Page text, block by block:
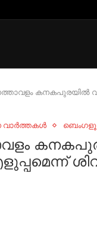
കനകപുരയില്‍
വാർത്തകൾ